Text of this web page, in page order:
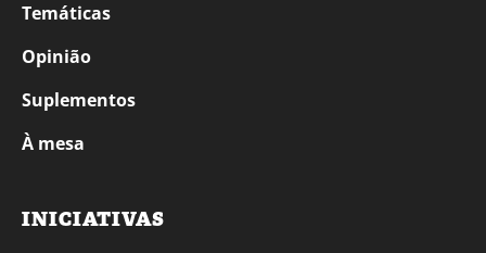
Temáticas
Opinião
Suplementos
À mesa
INICIATIVAS